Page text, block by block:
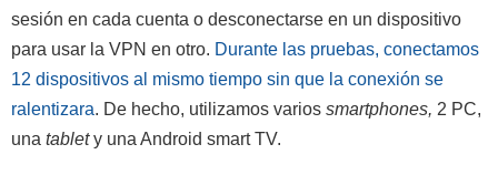
sesión en cada cuenta o desconectarse en un dispositivo
para usar la VPN en otro. Durante las pruebas, conectamos
12 dispositivos al mismo tiempo sin que la conexión se
ralentizara. De hecho, utilizamos varios smartphones, 2 PC,
una tablety una Android smart TV.